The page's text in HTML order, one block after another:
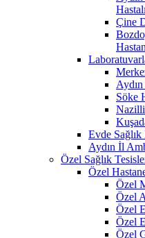
Çine
Söke
Nazilli
Evde
Aydın İl
Özel Sağlık
Özel
Özel
Özel
Özel
Özel
Özel